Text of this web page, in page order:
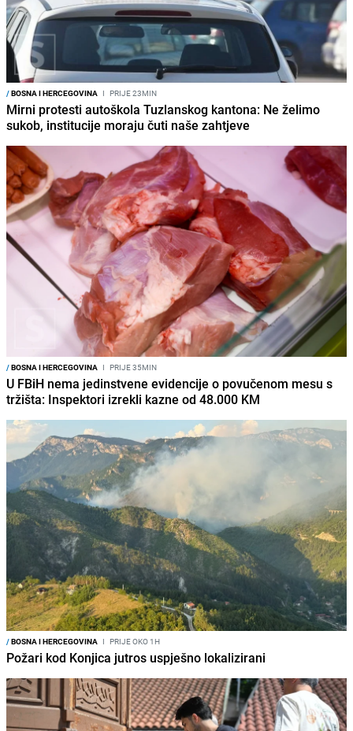
/BOSNA I HERCEGOVINA I PRIJE 23MIN
Mirni protesti autoškola Tuzlanskog kantona: Ne želimo
sukob, institucije moraju čuti naše zahtjeve
/BOSNA I HERCEGOVINA I PRIJE 35MIN
U FBiH nema jedinstvene evidencije o povučenom mesu s
tržišta: Inspektori izrekli kazne od 48.000 KM
/BOSNA I HERCEGOVINA I PRIJE OKO 1H
Požari kod Konjica jutros uspješno lokalizirani